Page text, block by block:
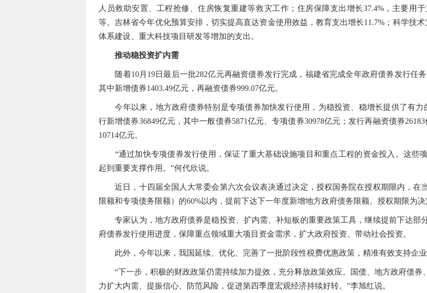
人员救助安置、工程抢修、住房恢复重建等救灾工作；住房保障支出增长37.4%，主要用
等。吉林省今年优化预算安排，切实提高直达资金使用效益，教育支出增长11.7%；科学技
体系建设、重大科技项目研发等增加的支出。
推动稳投资扩内需
随着10月19日最后一批282亿元再融资债券发行完成，福建省完成全年政府债券发行任务
其中新增债券1403.49亿元，再融资债券999.07亿元。
今年以来，地方政府债券特别是专项债券加快发行使用，为稳投资、稳增长提供了有力
行新增债券36849亿元，其中一般债券5871亿元、专项债券30978亿元；发行再融资债券
10714亿元。
“通过加快专项债券发行使用，保证了重大基础设施项目和重点工程的资金投入。这些
起到重要支撑作用。”何代欣说。
近日，十四届全国人大常委会第六次会议表决通过决定，授权国务院在授权期限内，在
限额和专项债务限额）的60%以内，提前下达下一年度新增地方政府债务限额。授权期限为决
专家认为，地方政府债券是稳投资、扩内需、补短板的重要政策工具，继续提前下达部
府债券发行使用进度，保障重点领域重大项目资金需求，扩大政府投资、带动社会投资。
此外，今年以来，我国延续、优化、完善了一批阶段性税费优惠政策，精准有效支持企业
“下一步，积极的财政政策仍需持续加力提效，充分释放政策效应。国债、地方政府债券
力扩大内需、提振信心、防范风险，促进第四季度宏观经济持续好转。”李旭红说。